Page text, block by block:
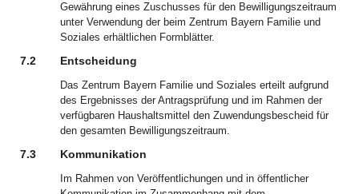
Gewährung eines Zuschusses für den Bewilligungszeitraum
unter Verwendung der beim Zentrum Bayern Familie und
Soziales erhältlichen Formblätter.
7.2 Entscheidung
Das Zentrum Bayern Familie und Soziales erteilt aufgrund
des Ergebnisses der Antragsprüfung und im Rahmen der
verfügbaren Haushaltsmittel den Zuwendungsbescheid für
den gesamten Bewilligungszeitraum.
7.3 Kommunikation
Im Rahmen von Veröffentlichungen und in öffentlicher